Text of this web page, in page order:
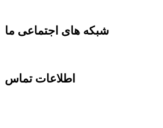
شبکه های اجتماعی ما
اطلاعات تماس